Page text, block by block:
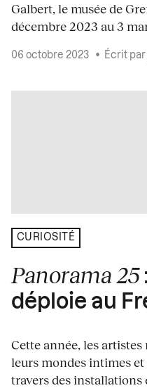
Galbert, le musée de
décembre 2023 au 3
06 octobre 2023 • Écrit par
CURIOSITÉ
Panorama 25
déploie au
Cette année, les artistes
leurs mondes intimes et
travers des installations